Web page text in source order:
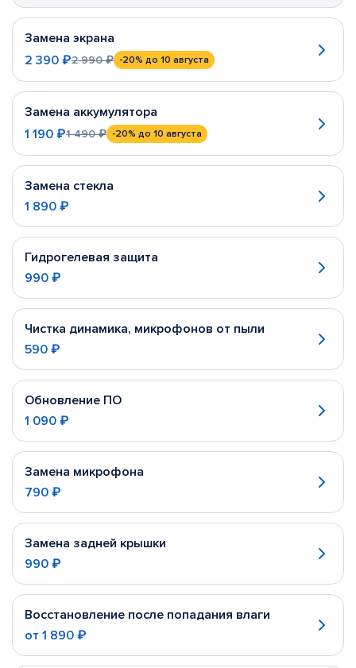
Замена экрана
2 390 ₽2 990 ₽ -20% до 10 августа
Замена аккумулятора
1 190 ₽1 490 ₽ -20% до 10 августа
Замена стекла
1 890 ₽
Гидрогелевая защита
990 ₽
Чистка динамика, микрофонов от пыли
590 ₽
Обновление ПО
1 090 ₽
Замена микрофона
790 ₽
Замена задней крышки
990 ₽
Восстановление после попадания влаги
от 1 890 ₽